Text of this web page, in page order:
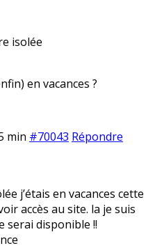
isolée
en vacances ?
min #70043 Répondre
j’étais en vacances cette
accès au site. la je suis
serai disponible !!